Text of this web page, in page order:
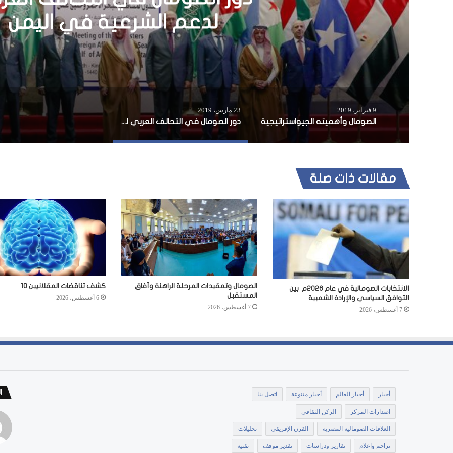
الصومال وأهميته
9 فبراير، 2019
الصومال وأهميته الجيواستراتيجية
23 مارس، 2019
دور الصومال في التحالف العربي لدعم الشرعية في اليمن
مقالات ذات صلة
الانتخابات الصومالية في عام 2026م بين
التوافق السياسي والإرادة الشعبية
7 أغسطس، 2026
الصومال وتعقيدات المرحلة الراهنة وآفاق
المستقبل
7 أغسطس، 2026
كشف تناقضات العقلانيين 10
6 أغسطس، 2026
أخبار أخبار العالم أخبار متنوعة اتصل بنا
اصدارات المركز الركن الثقافي
العلاقات الصومالية المصرية القرن الإفريقي تحليلات
تراجم واعلام تقارير ودراسات تقدير موقف تقنية